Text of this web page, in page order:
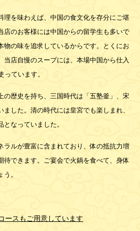
理を味わえば、中国の食文化を存分にご堪
店のお客様には中国からの留学生も多いで
物の味を追求しているからです。とくにお
当店自慢のスープには、本場中国から仕入
っています。
の歴史を持ち、三国時代は「五塾釜」、宋
した。清の時代には皇宮でも楽しまれ、
なっていました。
ラルが豊富に含まれており、体の抵抗力増
待できます。ご宴会で火鍋を食べて、身体
。
ースもご用意しています